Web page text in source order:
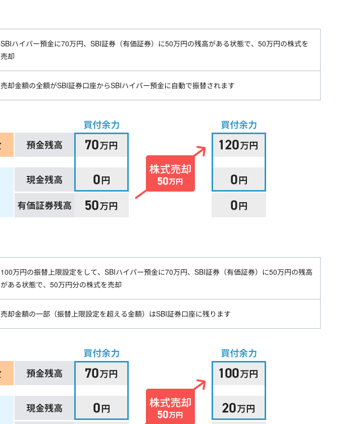
SBIハイパー預金に70万円、SBI証券（有価証券）に50万円の残高がある状態で、50万円の株式を
売却
売却金額の全額がSBI証券口座からSBIハイパー預金に自動で振替されます
100万円の振替上限設定をして、SBIハイパー預金に70万円、SBI証券（有価証券）に50万円の残高
がある状態で、50万円分の株式を売却
売却金額の一部（振替上限設定を超える金額）はSBI証券口座に残ります